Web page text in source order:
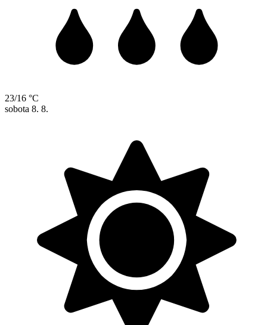
23/16 °C
sobota 8. 8.